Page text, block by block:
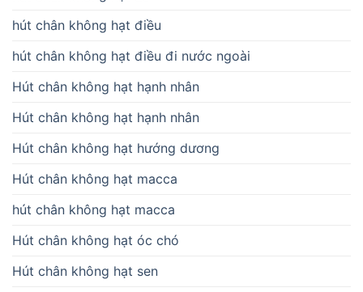
hút chân không hạt điều
hút chân không hạt điều đi nước ngoài
Hút chân không hạt hạnh nhân
Hút chân không hạt hạnh nhân
Hút chân không hạt hướng dương
Hút chân không hạt macca
hút chân không hạt macca
Hút chân không hạt óc chó
Hút chân không hạt sen